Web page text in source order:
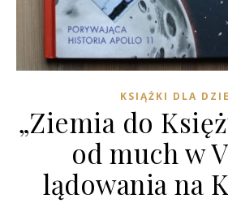
KSIĄŻKI DLA
„Ziemia do
od much w
lądowania na